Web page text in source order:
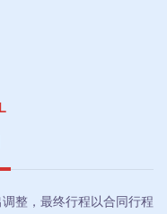
整，最终行程以合同行程